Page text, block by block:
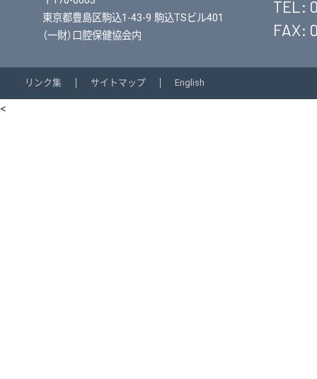
東京都豊島区駒込1-43-9 駒込TSビル401
（一財）口腔保健協会内
TEL:
FAX:
リンク集 サイトマップ English
<